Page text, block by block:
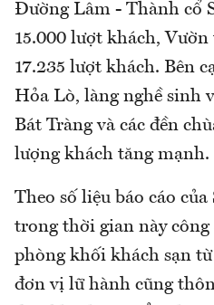
Đường Lâm - Thành cổ
15.000 lượt khách,
17.235 lượt khách. Bên
Hỏa Lò, làng nghề sinh
Bát Tràng và các đền
lượng khách tăng mạnh.
Theo số liệu báo cáo
trong thời gian này công
phòng khối khách sạn từ
đơn vị lữ hành cũng